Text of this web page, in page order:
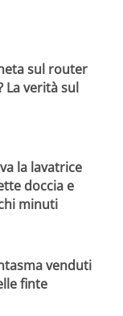
sul router
La verità sul
la lavatrice
doccia e
minuti
venduti
finte